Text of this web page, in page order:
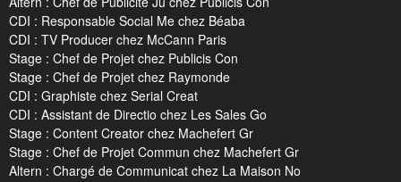
CDI : Responsable Social Me chez Béaba
CDI : TV Producer chez McCann Paris
Stage : Chef de Projet chez Publicis Con
Stage : Chef de Projet chez Raymonde
CDI : Graphiste chez Serial Creat
CDI : Assistant de Directio chez Les Sales Go
Stage : Content Creator chez Machefert Gr
Stage : Chef de Projet Commun chez Machefert Gr
Altern : Chargé de Communicat chez La Maison No